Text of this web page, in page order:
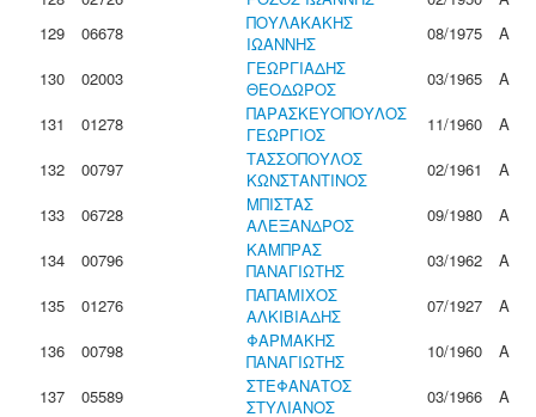
129
06678
ΠΟΥΛΑΚΑΚΗΣ
ΙΩΑΝΝΗΣ
08/1975
Α
130
02003
ΓΕΩΡΓΙΑΔΗΣ
ΘΕΟΔΩΡΟΣ
03/1965
Α
131
01278
ΠΑΡΑΣΚΕΥΟΠΟΥΛΟΣ
ΓΕΩΡΓΙΟΣ
11/1960
Α
132
00797
ΤΑΣΣΟΠΟΥΛΟΣ
ΚΩΝΣΤΑΝΤΙΝΟΣ
02/1961
Α
133
06728
ΜΠΙΣΤΑΣ
ΑΛΕΞΑΝΔΡΟΣ
09/1980
Α
134
00796
ΚΑΜΠΡΑΣ
ΠΑΝΑΓΙΩΤΗΣ
03/1962
Α
135
01276
ΠΑΠΑΜΙΧΟΣ
ΑΛΚΙΒΙΑΔΗΣ
07/1927
Α
136
00798
ΦΑΡΜΑΚΗΣ
ΠΑΝΑΓΙΩΤΗΣ
10/1960
Α
137
05589
ΣΤΕΦΑΝΑΤΟΣ
ΣΤΥΛΙΑΝΟΣ
03/1966
Α